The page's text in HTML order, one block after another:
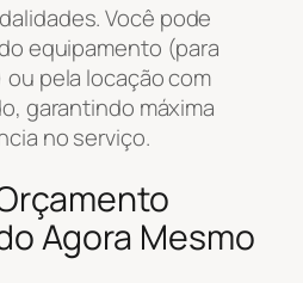
Você pode
equipamento (para
pela locação com
garantindo máxima
no serviço.
Agora Mesmo